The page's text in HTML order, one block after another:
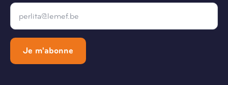
Email
Je m'abonne